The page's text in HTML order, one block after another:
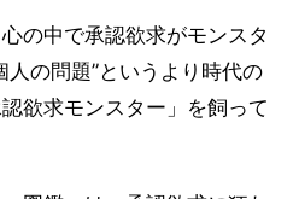
の中で承認欲求がモンスタ
人の問題”というより時代の
欲求モンスター」を飼って